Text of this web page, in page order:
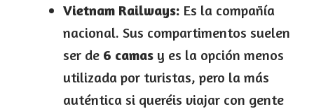
Vietnam Railways: Es la compañía
nacional. Sus compartimentos suelen
ser de 6 camas y es la opción menos
utilizada por turistas, pero la más
auténtica si queréis viajar con gente